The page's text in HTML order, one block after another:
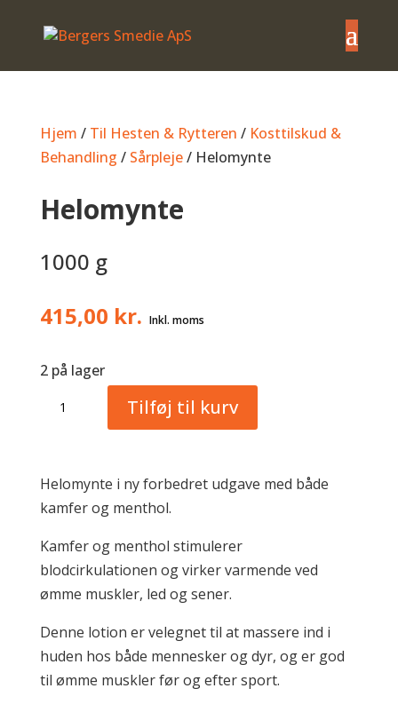
Hjem / Til Hesten & Rytteren / Kosttilskud &
Behandling / Sårpleje/ Helomynte
Helomynte
1000 g
415,00 kr.
2 på lager
Helomynte
antal
Tilføj til kurv
Helomynte i ny forbedret udgave med både
kamfer og menthol.
Kamfer og menthol stimulerer
blodcirkulationen og virker varmende ved
ømme muskler, led og sener.
Denne lotion er velegnet til at massere ind i
huden hos både mennesker og dyr, og er god
til ømme muskler før og efter sport.